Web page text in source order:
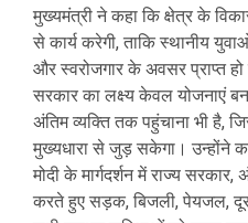
मुख्यमंत्री ने कहा कि क्षेत्र के
से कार्य करेगी, ताकि स्थानीय
और स्वरोजगार के अवसर प्राप्त
सरकार का लक्ष्य केवल योजनाएं
अंतिम व्यक्ति तक पहुंचाना भी है,
मुख्यधारा से जुड़ सकेगा। उन्होंने
मोदी के मार्गदर्शन में राज्य
करते हुए सड़क, बिजली, पेयजल,